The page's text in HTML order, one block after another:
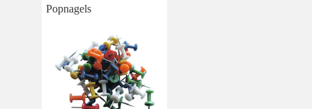
Popnagels